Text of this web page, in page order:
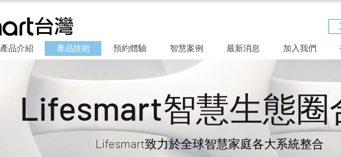
產品介紹 產品技術 預約體驗 智慧案例 最新消息 加入我們
Lifesmart智慧生態圈
Lifesmart致力於全球智慧家庭各大系統整合